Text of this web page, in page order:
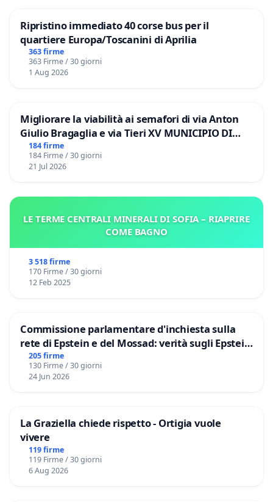
Ripristino immediato 40 corse bus per il
quartiere Europa/Toscanini di Aprilia
363 firme
363 Firme / 30 giorni
1 Aug 2026
Migliorare la viabilità ai semafori di via Anton
Giulio Bragaglia e via Tieri XV MUNICIPIO DI
ROMA
184 firme
184 Firme / 30 giorni
21 Jul 2026
LE TERME CENTRALI MINERALI DI SOFIA – RIAPRIRE
COME BAGNO
3 518 firme
170 Firme / 30 giorni
12 Feb 2025
Commissione parlamentare d'inchiesta sulla
rete di Epstein e del Mossad: verità sugli Epstein
Files
205 firme
130 Firme / 30 giorni
24 Jun 2026
La Graziella chiede rispetto - Ortigia vuole
vivere
119 firme
119 Firme / 30 giorni
6 Aug 2026